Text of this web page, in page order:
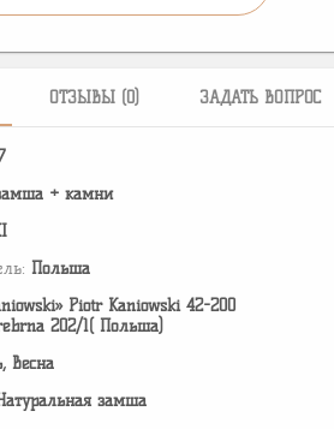
ОТЗЫВЫ (0) ЗАДАТЬ ВОПРОС
+ камни
Польша
Piotr Kaniowski 42-200
202/1( Польша)
Весна
замша